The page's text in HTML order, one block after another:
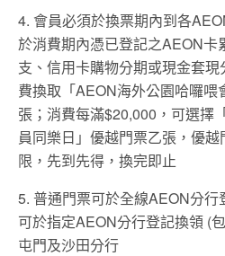
4. 會員必須於換票期內到各
於消費期內憑已登記之AEON卡
支、信用卡購物分期或現金套
費換取「AEON海外公園哈囉喂
張；消費每滿$20,000，可選擇
員同樂日」優越門票乙張，優
限，先到先得，換完即止
5. 普通門票可於全線AEON分行
可於指定AEON分行登記換領 (
屯門及沙田分行